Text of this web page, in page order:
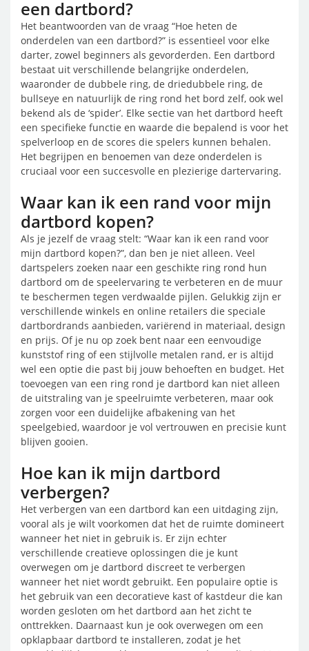
een dartbord?
Het beantwoorden van de vraag “Hoe heten de
onderdelen van een dartbord?” is essentieel voor elke
darter, zowel beginners als gevorderden. Een dartbord
bestaat uit verschillende belangrijke onderdelen,
waaronder de dubbele ring, de driedubbele ring, de
bullseye en natuurlijk de ring rond het bord zelf, ook wel
bekend als de ‘spider’. Elke sectie van het dartbord heeft
een specifieke functie en waarde die bepalend is voor het
spelverloop en de scores die spelers kunnen behalen.
Het begrijpen en benoemen van deze onderdelen is
cruciaal voor een succesvolle en plezierige dartervaring.
Waar kan ik een rand voor mijn
dartbord kopen?
Als je jezelf de vraag stelt: “Waar kan ik een rand voor
mijn dartbord kopen?”, dan ben je niet alleen. Veel
dartspelers zoeken naar een geschikte ring rond hun
dartbord om de speelervaring te verbeteren en de muur
te beschermen tegen verdwaalde pijlen. Gelukkig zijn er
verschillende winkels en online retailers die speciale
dartbordrands aanbieden, variërend in materiaal, design
en prijs. Of je nu op zoek bent naar een eenvoudige
kunststof ring of een stijlvolle metalen rand, er is altijd
wel een optie die past bij jouw behoeften en budget. Het
toevoegen van een ring rond je dartbord kan niet alleen
de uitstraling van je speelruimte verbeteren, maar ook
zorgen voor een duidelijke afbakening van het
speelgebied, waardoor je vol vertrouwen en precisie kunt
blijven gooien.
Hoe kan ik mijn dartbord
verbergen?
Het verbergen van een dartbord kan een uitdaging zijn,
vooral als je wilt voorkomen dat het de ruimte domineert
wanneer het niet in gebruik is. Er zijn echter
verschillende creatieve oplossingen die je kunt
overwegen om je dartbord discreet te verbergen
wanneer het niet wordt gebruikt. Een populaire optie is
het gebruik van een decoratieve kast of kastdeur die kan
worden gesloten om het dartbord aan het zicht te
onttrekken. Daarnaast kun je ook overwegen om een
opklapbaar dartbord te installeren, zodat je het